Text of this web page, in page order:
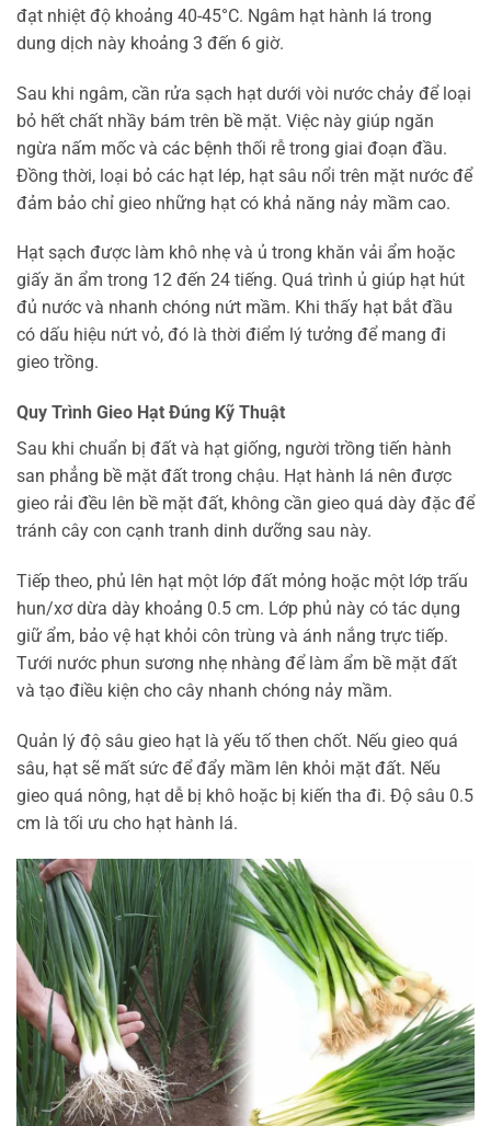
đạt nhiệt độ khoảng 40-45°C. Ngâm hạt hành lá trong
dung dịch này khoảng 3 đến 6 giờ.
Sau khi ngâm, cần rửa sạch hạt dưới vòi nước chảy để loại
bỏ hết chất nhầy bám trên bề mặt. Việc này giúp ngăn
ngừa nấm mốc và các bệnh thối rễ trong giai đoạn đầu.
Đồng thời, loại bỏ các hạt lép, hạt sâu nổi trên mặt nước để
đảm bảo chỉ gieo những hạt có khả năng nảy mầm cao.
Hạt sạch được làm khô nhẹ và ủ trong khăn vải ẩm hoặc
giấy ăn ẩm trong 12 đến 24 tiếng. Quá trình ủ giúp hạt hút
đủ nước và nhanh chóng nứt mầm. Khi thấy hạt bắt đầu
có dấu hiệu nứt vỏ, đó là thời điểm lý tưởng để mang đi
gieo trồng.
Quy Trình Gieo Hạt Đúng Kỹ Thuật
Sau khi chuẩn bị đất và hạt giống, người trồng tiến hành
san phẳng bề mặt đất trong chậu. Hạt hành lá nên được
gieo rải đều lên bề mặt đất, không cần gieo quá dày đặc để
tránh cây con cạnh tranh dinh dưỡng sau này.
Tiếp theo, phủ lên hạt một lớp đất mỏng hoặc một lớp trấu
hun/xơ dừa dày khoảng 0.5 cm. Lớp phủ này có tác dụng
giữ ẩm, bảo vệ hạt khỏi côn trùng và ánh nắng trực tiếp.
Tưới nước phun sương nhẹ nhàng để làm ẩm bề mặt đất
và tạo điều kiện cho cây nhanh chóng nảy mầm.
Quản lý độ sâu gieo hạt là yếu tố then chốt. Nếu gieo quá
sâu, hạt sẽ mất sức để đẩy mầm lên khỏi mặt đất. Nếu
gieo quá nông, hạt dễ bị khô hoặc bị kiến tha đi. Độ sâu 0.5
cm là tối ưu cho hạt hành lá.